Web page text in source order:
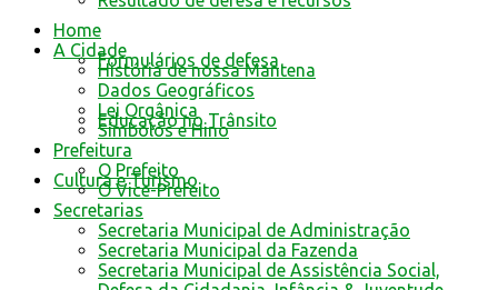
Formulários de defesa
Educação no Trânsito
Cultura e Turismo
Home
A Cidade
História de nossa Mantena
Dados Geográficos
Lei Orgânica
Símbolos e Hino
Prefeitura
O Prefeito
O Vice-Prefeito
Secretarias
Secretaria Municipal de Administração
Secretaria Municipal da Fazenda
Secretaria Municipal de Assistência Social,